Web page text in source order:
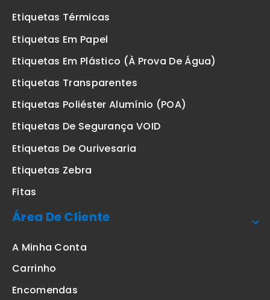
Etiquetas Térmicas
Etiquetas Em Papel
Etiquetas Em Plástico (à Prova De Água)
Etiquetas Transparentes
Etiquetas Poliéster Alumínio (POA)
Etiquetas De Segurança VOID
Etiquetas De Ourivesaria
Etiquetas Zebra
Fitas
Área De Cliente
A Minha Conta
Carrinho
Encomendas